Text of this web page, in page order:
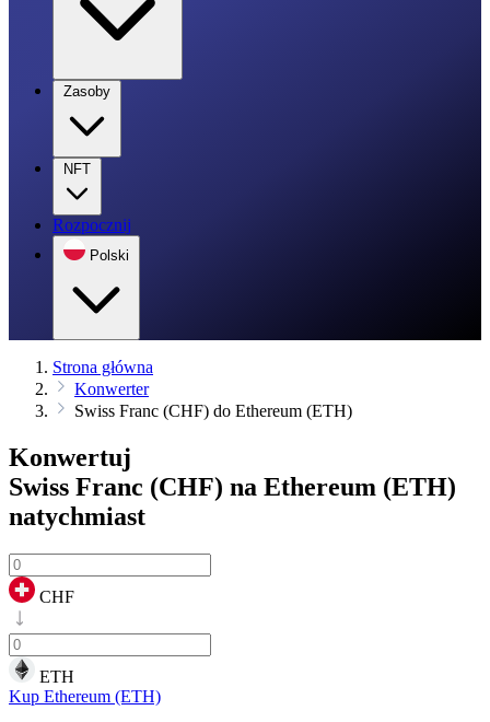
Zasoby
NFT
Rozpocznij
Polski
Strona główna
Konwerter
Swiss Franc (CHF) do Ethereum (ETH)
Konwertuj
Swiss Franc (CHF) na Ethereum (ETH)
natychmiast
CHF
ETH
Kup Ethereum (ETH)